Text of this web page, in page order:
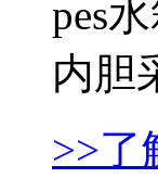
pes
内胆
>>了